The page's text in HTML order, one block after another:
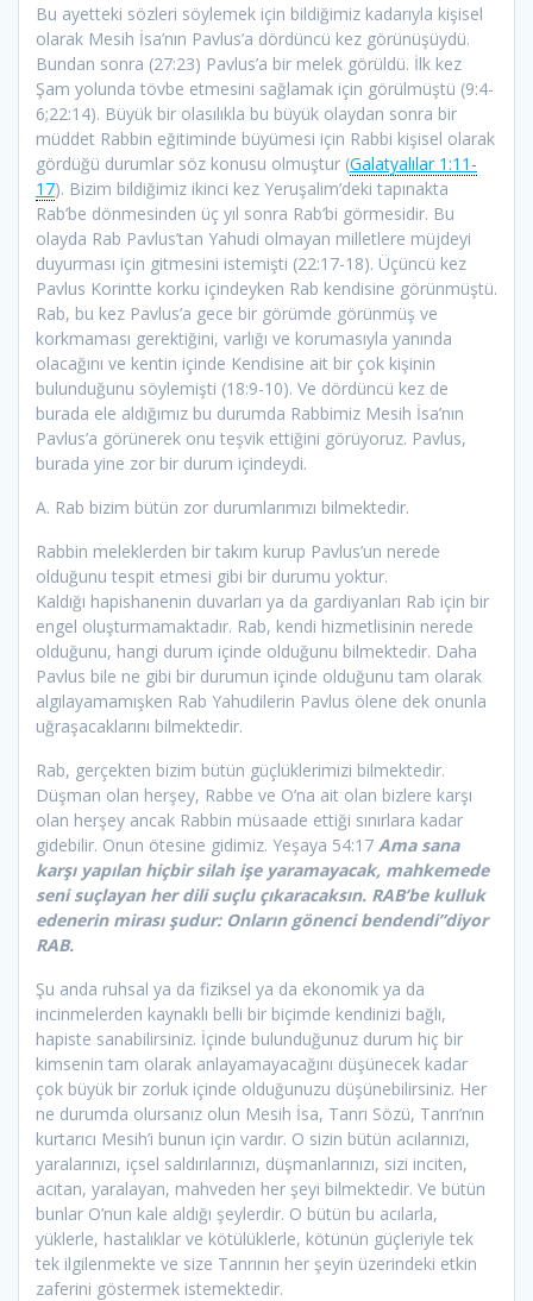
Bu ayetteki sözleri söylemek için bildiğimiz kadarıyla kişisel
olarak Mesih İsa’nın Pavlus’a dördüncü kez görünüşüydü.
Bundan sonra (27:23) Pavlus’a bir melek görüldü. İlk kez
Şam yolunda tövbe etmesini sağlamak için görülmüştü (9:4-
6;22:14). Büyük bir olasılıkla bu büyük olaydan sonra bir
müddet Rabbin eğitiminde büyümesi için Rabbi kişisel olarak
gördüğü durumlar söz konusu olmuştur (Galatyalılar 1:11-
17). Bizim bildiğimiz ikinci kez Yeruşalim’deki tapınakta
Rab’be dönmesinden üç yıl sonra Rab’bi görmesidir. Bu
olayda Rab Pavlus’tan Yahudi olmayan milletlere müjdeyi
duyurması için gitmesini istemişti (22:17-18). Üçüncü kez
Pavlus Korintte korku içindeyken Rab kendisine görünmüştü.
Rab, bu kez Pavlus’a gece bir görümde görünmüş ve
korkmaması gerektiğini, varlığı ve korumasıyla yanında
olacağını ve kentin içinde Kendisine ait bir çok kişinin
bulunduğunu söylemişti (18:9-10). Ve dördüncü kez de
burada ele aldığımız bu durumda Rabbimiz Mesih İsa’nın
Pavlus’a görünerek onu teşvik ettiğini görüyoruz. Pavlus,
burada yine zor bir durum içindeydi.
A. Rab bizim bütün zor durumlarımızı bilmektedir.
Rabbin meleklerden bir takım kurup Pavlus’un nerede
olduğunu tespit etmesi gibi bir durumu yoktur.
Kaldığı hapishanenin duvarları ya da gardiyanları Rab için bir
engel oluşturmamaktadır. Rab, kendi hizmetlisinin nerede
olduğunu, hangi durum içinde olduğunu bilmektedir. Daha
Pavlus bile ne gibi bir durumun içinde olduğunu tam olarak
algılayamamışken Rab Yahudilerin Pavlus ölene dek onunla
uğraşacaklarını bilmektedir.
Rab, gerçekten bizim bütün güçlüklerimizi bilmektedir.
Düşman olan herşey, Rabbe ve O’na ait olan bizlere karşı
olan herşey ancak Rabbin müsaade ettiği sınırlara kadar
gidebilir. Onun ötesine gidimiz. Yeşaya 54:17 Ama sana
karşı yapılan hiçbir silah işe yaramayacak, mahkemede
seni suçlayan her dili suçlu çıkaracaksın. RAB’be kulluk
edenerin mirası şudur: Onların gönenci bendendi”diyor
RAB.
Şu anda ruhsal ya da fiziksel ya da ekonomik ya da
incinmelerden kaynaklı belli bir biçimde kendinizi bağlı,
hapiste sanabilirsiniz. İçinde bulunduğunuz durum hiç bir
kimsenin tam olarak anlayamayacağını düşünecek kadar
çok büyük bir zorluk içinde olduğunuzu düşünebilirsiniz. Her
ne durumda olursanız olun Mesih İsa, Tanrı Sözü, Tanrı’nın
kurtarıcı Mesih’i bunun için vardır. O sizin bütün acılarınızı,
yaralarınızı, içsel saldırılarınızı, düşmanlarınızı, sizi inciten,
acıtan, yaralayan, mahveden her şeyi bilmektedir. Ve bütün
bunlar O’nun kale aldığı şeylerdir. O bütün bu acılarla,
yüklerle, hastalıklar ve kötülüklerle, kötünün güçleriyle tek
tek ilgilenmekte ve size Tanrının her şeyin üzerindeki etkin
zaferini göstermek istemektedir.